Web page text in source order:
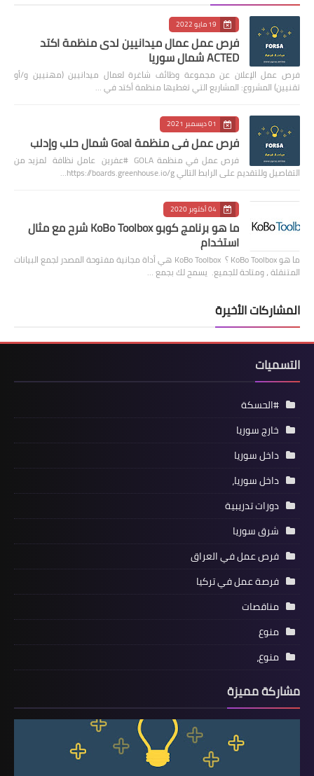
19 مايو 2022
فرص عمل عمال ميدانيين لدى منظمة اكتد
ACTED شمال سوريا
فرص عمل الإعلان عن مجموعة وظائف شاغرة لعمال ميدانيين (مهنيين و/أو
تقنيين) المشروع: المشاريع التي تغطيها منظمة أكتد في …
01 ديسمبر 2021
فرص عمل في منظمة Goal شمال حلب وإدلب
فرص عمل في منظمة GOLA #عفرين عامل نظافة لمزيد من
التفاصيل وللتقديم على الرابط التالي https://boards.greenhouse.io/g…
04 أكتوبر 2020
ما هو برنامج كوبو KoBo Toolbox شرح مع مثال
استخدام
ما هو KoBo Toolbox ؟ KoBo Toolbox هي أداة مجانية مفتوحة المصدر لجمع البيانات
المتنقلة ، ومتاحة للجميع. يسمح لك بجمع …
المشاركات الأخيرة
التسميات
#الحسكة
خارج سوريا
داخل سوريا
داخل سوريا،
دورات تدريبية
شرق سوريا
فرص عمل في العراق
فرصة عمل في تركيا
مناقصات
منوع
منوع،
مشاركة مميزة